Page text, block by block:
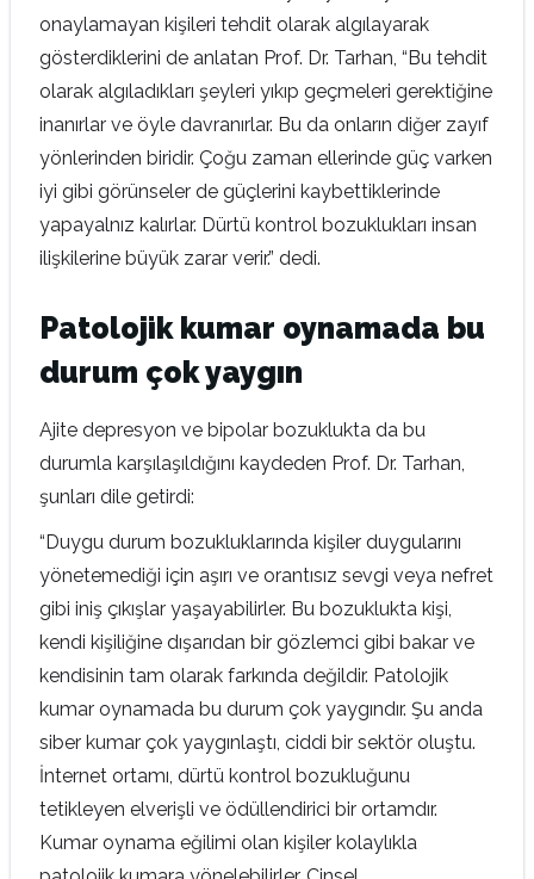
onaylamayan kişileri tehdit olarak algılayarak
gösterdiklerini de anlatan Prof. Dr. Tarhan, “Bu tehdit
olarak algıladıkları şeyleri yıkıp geçmeleri gerektiğine
inanırlar ve öyle davranırlar. Bu da onların diğer zayıf
yönlerinden biridir. Çoğu zaman ellerinde güç varken
iyi gibi görünseler de güçlerini kaybettiklerinde
yapayalnız kalırlar. Dürtü kontrol bozuklukları insan
ilişkilerine büyük zarar verir.” dedi.
Patolojik kumar oynamada bu
durum çok yaygın
Ajite depresyon ve bipolar bozuklukta da bu
durumla karşılaşıldığını kaydeden Prof. Dr. Tarhan,
şunları dile getirdi:
“Duygu durum bozukluklarında kişiler duygularını
yönetemediği için aşırı ve orantısız sevgi veya nefret
gibi iniş çıkışlar yaşayabilirler. Bu bozuklukta kişi,
kendi kişiliğine dışarıdan bir gözlemci gibi bakar ve
kendisinin tam olarak farkında değildir. Patolojik
kumar oynamada bu durum çok yaygındır. Şu anda
siber kumar çok yaygınlaştı, ciddi bir sektör oluştu.
İnternet ortamı, dürtü kontrol bozukluğunu
tetikleyen elverişli ve ödüllendirici bir ortamdır.
Kumar oynama eğilimi olan kişiler kolaylıkla